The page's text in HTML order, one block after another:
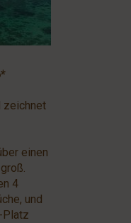
zeichnet
einen
4
und
Platz